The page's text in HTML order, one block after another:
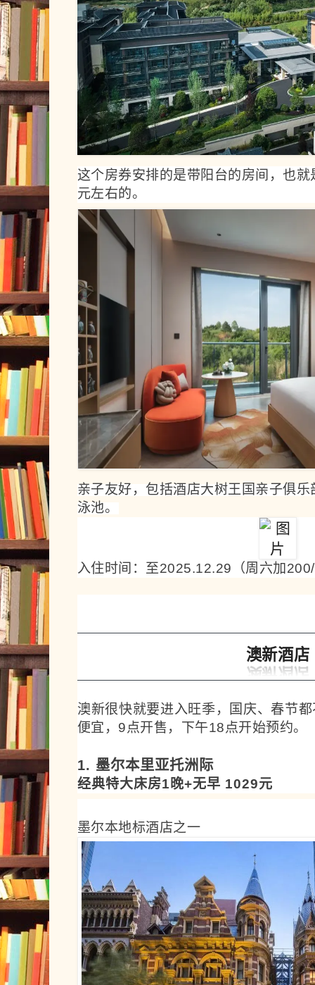
这个房券安排的是带阳台的房间，也
元左右的。
亲子友好， 包括酒店大树王国亲子俱
泳池。
入住时间：至2025.12.29（周六加
澳新酒店
澳新很快就要进入旺季，国庆、春节
便宜，9点开售，下午18点开始预约。
1. 墨尔本里亚托洲际
经典特大床房1晚+无早 1029元
墨尔本地标酒店之一